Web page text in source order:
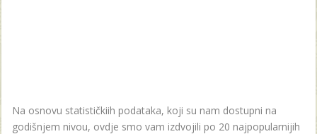
Na osnovu statističkiih podataka, koji su nam dostupni na
godišnjem nivou, ovdje smo vam izdvojili po 20 najpopularnijih